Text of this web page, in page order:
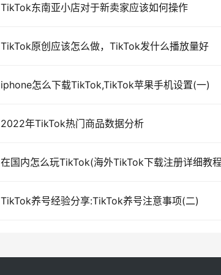
TikTok东南亚小店对于新卖家应该如何操作
TikTok原创应该怎么做，TikTok发什么播放量好
iphone怎么下载TikTok,TikTok苹果手机设置(一)
2022年TikTok热门商品数据分析
在国内怎么玩TikTok(海外TikTok下载注册详细教
TikTok养号经验分享:TikTok养号注意事项(二)